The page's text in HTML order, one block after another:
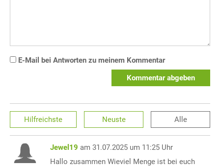
E-Mail bei Antworten zu meinem Kommentar
Kommentar abgeben
Hilfreichste Neuste Alle
Jewel19 am 31.07.2025 um 11:25 Uhr
Hallo zusammen Wieviel Menge ist bei euch